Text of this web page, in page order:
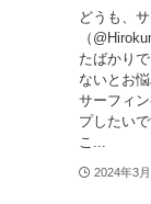
どうも、
（
たばかり
ないとお
サーフィ
プしたい
こ...
2024年3